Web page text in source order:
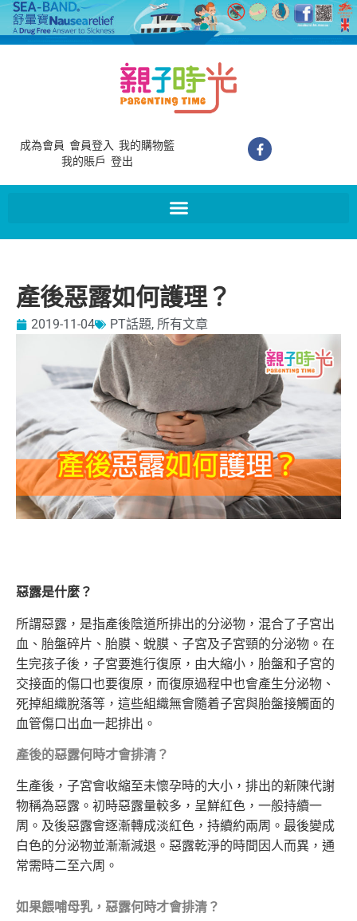
成為會員 會員登入 我的購物籃
我的賬戶 登出
產後惡露如何護理？
2019-11-04 PT話題, 所有文章
惡露是什麼？
所謂惡露，是指產後陰道所排出的分泌物，混合了子宮出
血、胎盤碎片、胎膜、蛻膜、子宮及子宮頸的分泌物。在
生完孩子後，子宮要進行復原，由大縮小，胎盤和子宮的
交接面的傷口也要復原，而復原過程中也會產生分泌物、
死掉組織脫落等，這些組織無會隨着子宮與胎盤接觸面的
血管傷口出血一起排出。
產後的惡露何時才會排清？
生產後，子宮會收縮至未懷孕時的大小，排出的新陳代謝
物稱為惡露。初時惡露量較多，呈鮮紅色，一般持續一
周。及後惡露會逐漸轉成淡紅色，持續約兩周。最後變成
白色的分泌物並漸漸減退。惡露乾淨的時間因人而異，通
常需時二至六周。
如果餵哺母乳，惡露何時才會排清？